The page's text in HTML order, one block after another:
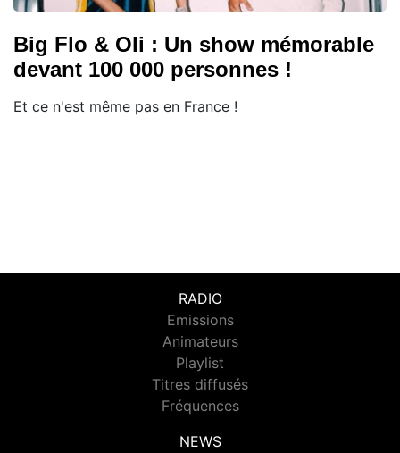
Big Flo & Oli : Un show mémorable
devant 100 000 personnes !
Et ce n'est même pas en France !
RADIO
Emissions
Animateurs
Playlist
Titres diffusés
Fréquences
NEWS